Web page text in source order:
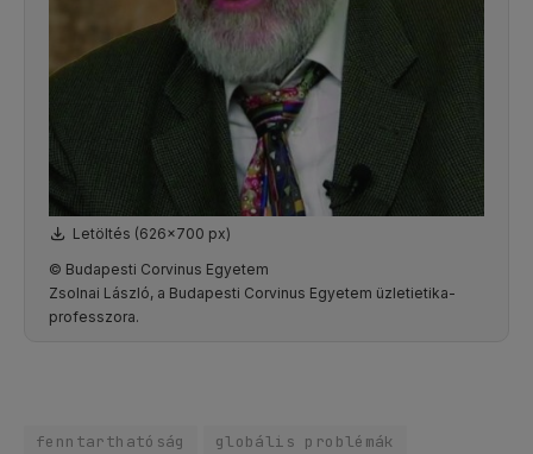
Letöltés (626x700 px)
© Budapesti Corvinus Egyetem
Zsolnai László, a Budapesti Corvinus Egyetem üzletietika-
professzora.
fenntarthatóság
globális problémák